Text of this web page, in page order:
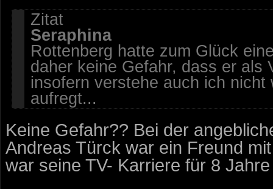
Zitat
Seraphina
Rottenberg hatte zum Glück
daher keine Gefahr, dass er als
insofern verstehe auch ich
aufregt...
Keine Gefahr?? Bei der
Andreas Türck war ein Freund
war seine TV- Karriere für 8